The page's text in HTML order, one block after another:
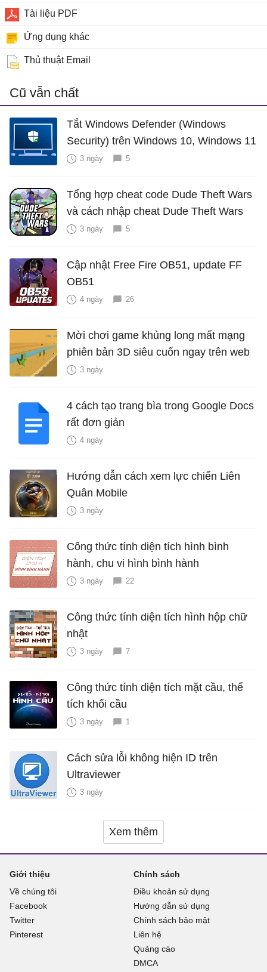
Tài liệu PDF
Ứng dụng khác
Thủ thuật Email
Cũ vẫn chất
Tắt Windows Defender (Windows
Security) trên Windows 10, Windows 11
3 ngày 5
Tổng hợp cheat code Dude Theft Wars
và cách nhập cheat Dude Theft Wars
3 ngày 5
Cập nhật Free Fire OB51, update FF
OB51
4 ngày 26
Mời chơi game khủng long mất mạng
phiên bản 3D siêu cuốn ngay trên web
3 ngày
4 cách tạo trang bìa trong Google Docs
rất đơn giản
4 ngày
Hướng dẫn cách xem lực chiến Liên
Quân Mobile
3 ngày
Công thức tính diện tích hình bình
hành, chu vi hình bình hành
3 ngày 22
Công thức tính diện tích hình hộp chữ
nhật
3 ngày 7
Công thức tính diện tích mặt cầu, thể
tích khối cầu
3 ngày 1
Cách sửa lỗi không hiện ID trên
Ultraviewer
3 ngày
Xem thêm
Giới thiệu
Về chúng tôi
Facebook
Twitter
Pinterest
Chính sách
Điều khoản sử dụng
Hướng dẫn sử dụng
Chính sách bảo mật
Liên hệ
Quảng cáo
DMCA